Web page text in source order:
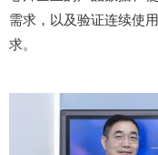
需求，以及验证连续使
求。